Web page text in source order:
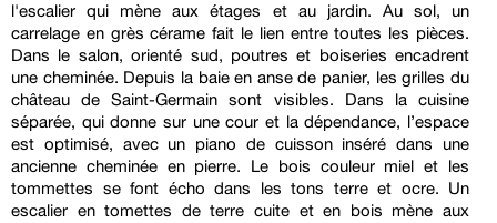
l'escalier qui mène aux étages et au jardin. Au sol, un
carrelage en grès cérame fait le lien entre toutes les pièces.
Dans le salon, orienté sud, poutres et boiseries encadrent
une cheminée. Depuis la baie en anse de panier, les grilles du
château de Saint-Germain sont visibles. Dans la cuisine
séparée, qui donne sur une cour et la dépendance, l’espace
est optimisé, avec un piano de cuisson inséré dans une
ancienne cheminée en pierre. Le bois couleur miel et les
tommettes se font écho dans les tons terre et ocre. Un
escalier en tomettes de terre cuite et en bois mène aux